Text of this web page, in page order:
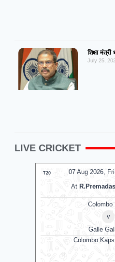
शिक्षा
July 25,
LIVE CRICKET
07 Aug 2026,
T20
At
Colombo
v
Galle
Colombo